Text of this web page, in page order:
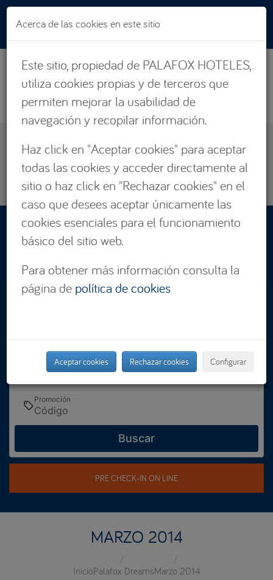
Pasar al contenido principal
EXPERIENCIAS
ZARAGOZA
CÁDIZ
RESERVAS:
Cuándo
Entrada — Salida
Quién
Promoción
Buscar
PRE CHECK-IN ON LINE
MARZO 2014
InicioPalafox DreamsMarzo 2014
Acerca de las cookies en este sitio
Este sitio, propiedad de PALAFOX HOTELES,
utiliza cookies propias y de terceros que
permiten mejorar la usabilidad de
navegación y recopilar información.
Haz click en "Aceptar cookies" para aceptar
todas las cookies y acceder directamente al
sitio o haz click en "Rechazar cookies" en el
caso que desees aceptar únicamente las
cookies esenciales para el funcionamiento
básico del sitio web.
Para obtener más información consulta la
página de política de cookies
Aceptar cookies Rechazar cookies Configurar